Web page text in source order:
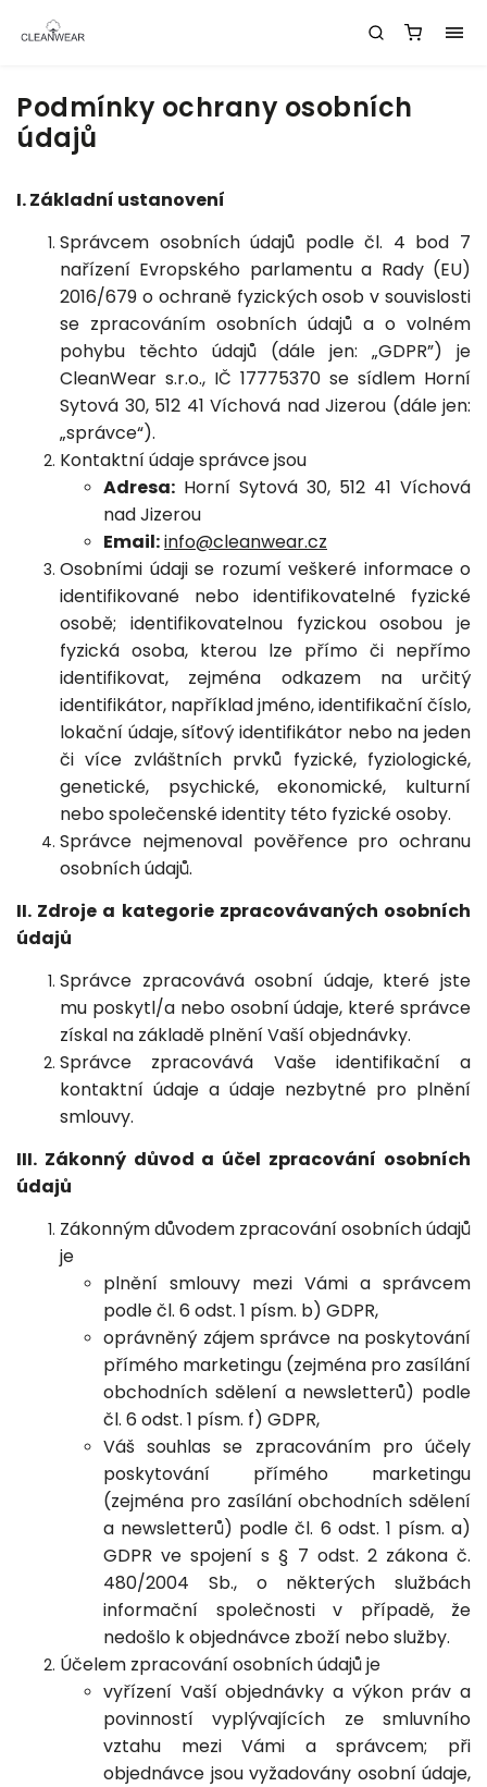
Podmínky ochrany osobních
údajů
I. Základní ustanovení
Správcem osobních údajů podle čl. 4 bod 7
nařízení Evropského parlamentu a Rady (EU)
2016/679 o ochraně fyzických osob v souvislosti
se zpracováním osobních údajů a o volném
pohybu těchto údajů (dále jen: „GDPR”) je
CleanWear s.r.o., IČ 17775370 se sídlem Horní
Sytová 30, 512 41 Víchová nad Jizerou (dále jen:
„správce“).
Kontaktní údaje správce jsou
Adresa: Horní Sytová 30, 512 41 Víchová
nad Jizerou
Email:info@cleanwear.cz
Osobními údaji se rozumí veškeré informace o
identifikované nebo identifikovatelné fyzické
osobě; identifikovatelnou fyzickou osobou je
fyzická osoba, kterou lze přímo či nepřímo
identifikovat, zejména odkazem na určitý
identifikátor, například jméno, identifikační číslo,
lokační údaje, síťový identifikátor nebo na jeden
či více zvláštních prvků fyzické, fyziologické,
genetické, psychické, ekonomické, kulturní
nebo společenské identity této fyzické osoby.
Správce nejmenoval pověřence pro ochranu
osobních údajů.
II. Zdroje a kategorie zpracovávaných osobních
údajů
Správce zpracovává osobní údaje, které jste
mu poskytl/a nebo osobní údaje, které správce
získal na základě plnění Vaší objednávky.
Správce zpracovává Vaše identifikační a
kontaktní údaje a údaje nezbytné pro plnění
smlouvy.
III. Zákonný důvod a účel zpracování osobních
údajů
Zákonným důvodem zpracování osobních údajů
je
plnění smlouvy mezi Vámi a správcem
podle čl. 6 odst. 1 písm. b) GDPR,
oprávněný zájem správce na poskytování
přímého marketingu (zejména pro zasílání
obchodních sdělení a newsletterů) podle
čl. 6 odst. 1 písm. f) GDPR,
Váš souhlas se zpracováním pro účely
poskytování přímého marketingu
(zejména pro zasílání obchodních sdělení
a newsletterů) podle čl. 6 odst. 1 písm. a)
GDPR ve spojení s § 7 odst. 2 zákona č.
480/2004 Sb., o některých službách
informační společnosti v případě, že
nedošlo k objednávce zboží nebo služby.
Účelem zpracování osobních údajů je
vyřízení Vaší objednávky a výkon práv a
povinností vyplývajících ze smluvního
vztahu mezi Vámi a správcem; při
objednávce jsou vyžadovány osobní údaje,